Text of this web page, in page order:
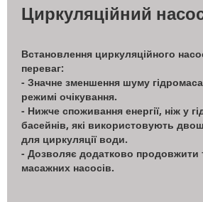
Циркуляційний
Встановлення циркуляційного
переваг:
- Значне зменшення шуму
режимі очікування.
- Нижче споживання енергії, ніж у
басейнів, які використовують
для циркуляції води.
- Дозволяє додатково продовжити
масажних насосів.